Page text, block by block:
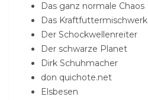
Das ganz normale Chaos
Das Kraftfuttermischwerk
Der Schockwellenreiter
Der schwarze Planet
Dirk Schuhmacher
don quichote.net
Elsbesen